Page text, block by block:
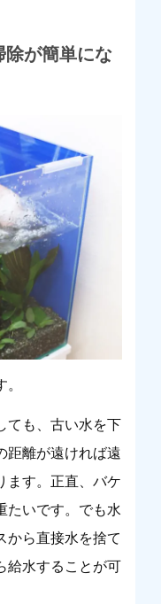
除が簡単にな
ても、古い水を下
距離が遠ければ遠
ます。正直、バケ
たいです。でも水
から直接水を捨て
給水することが可